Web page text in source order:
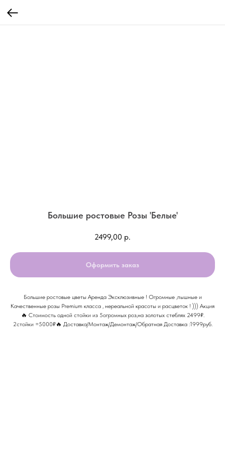
Большие ростовые Розы 'Белые'
2499,00 р.
Оформить заказ
Большие ростовые цветы Аренда Эксклюзивные ! Огромные ,пышные и
Качественные розы Premium класса , нереальной красоты и расцветок ! ))) Акция
🔥 Стоимость одной стойки из 5огромных роз,на золотых стеблях 2499₽.
2стойки =5000₽🔥 Доставка/Монтаж/Демонтаж/Обратная Доставка :1999руб.